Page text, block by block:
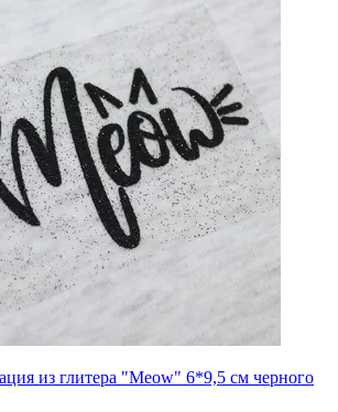
из глитера "Meow" 6*9,5 см черного